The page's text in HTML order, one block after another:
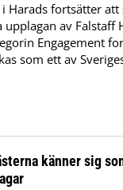
Harads fortsätter att
av Falstaff
Engagement
som ett av
känner sig